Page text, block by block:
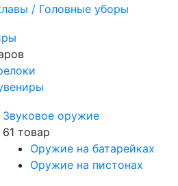
/ Головные уборы
Звуковое оружие
61 товар
Оружие на батарейках
Оружие на пистонах